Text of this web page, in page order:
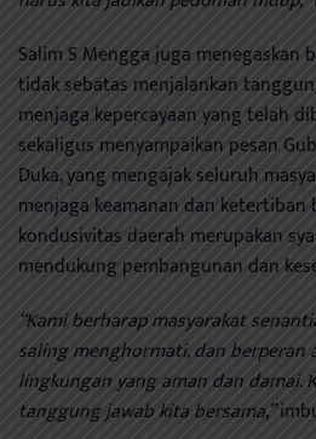
Salim S Mengga juga menegaskan
tidak sebatas menjalankan
menjaga kepercayaan yang telah
sekaligus menyampaikan pesan
Duka, yang mengajak seluruh
menjaga keamanan dan ketertiban
kondusivitas daerah merupakan
mendukung pembangunan dan
“Kami berharap masyarakat
saling menghormati, dan berperan
lingkungan yang aman dan damai.
tanggung jawab kita bersama,”